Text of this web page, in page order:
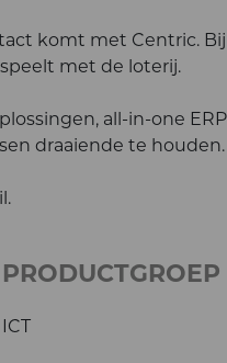
komt met Centric.
met de loterij.
all-in-one
draaiende te houden.
PRODUCTGROEP
ICT